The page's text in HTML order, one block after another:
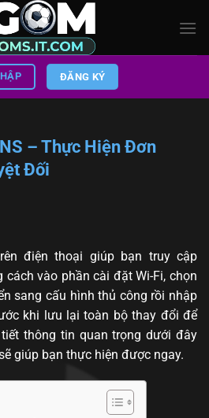
ĐĂNG KÝ
– Thực Hiện Đơn
Đối
điện thoại giúp bạn truy cập
vào phần cài đặt Wi-Fi, chọn
sang cấu hình thủ công rồi nhập
khi lưu lại toàn bộ thay đổi để
thông tin quan trọng dưới đây
giúp bạn thực hiện được ngay.